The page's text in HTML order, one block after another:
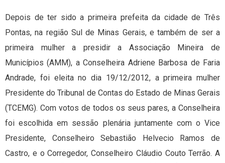
Depois de ter sido a primeira prefeita da cidade de Três
Pontas, na região Sul de Minas Gerais, e também de ser a
primeira mulher a presidir a Associação Mineira de
Municípios (AMM), a Conselheira Adriene Barbosa de Faria
Andrade, foi eleita no dia 19/12/2012, a primeira mulher
Presidente do Tribunal de Contas do Estado de Minas Gerais
(TCEMG). Com votos de todos os seus pares, a Conselheira
foi escolhida em sessão plenária juntamente com o Vice
Presidente, Conselheiro Sebastião Helvecio Ramos de
Castro, e o Corregedor, Conselheiro Cláudio Couto Terrão. A